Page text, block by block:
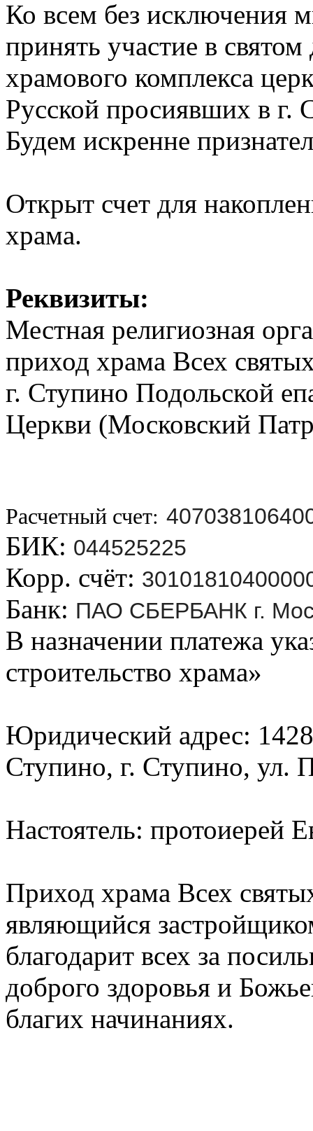
Ко всем без исключения
принять участие в святом
храмового комплекса
Русской просиявших в г.
Будем искренне
Открыт счет для
храма.
Реквизиты:
Местная религиозная
приход храма Всех
г. Ступино Подольской
Церкви (Московский
Расчетный счет:
БИК: 044525225
Корр. счёт:
Банк: ПАО СБЕРБАНК г.
В назначении платежа
строительство храма»
Юридический адрес:
Ступино, г. Ступино, ул.
Настоятель: протоиерей
Приход храма Всех
являющийся
благодарит всех за
доброго здоровья и
благих начинаниях.